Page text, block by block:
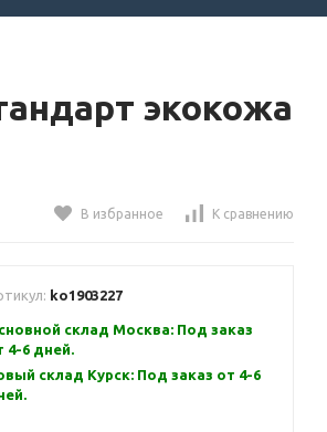
экокожа
В избранное К сравнению
ko1903227
склад Москва: Под заказ
4-6 дней.
склад Курск: Под заказ от 4-6